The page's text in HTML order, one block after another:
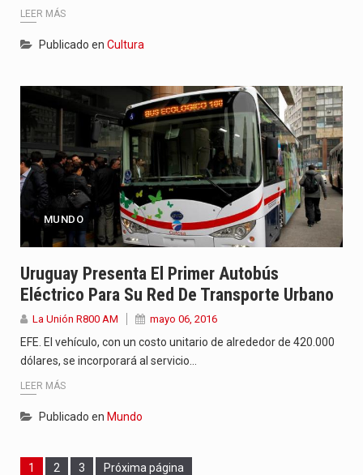
LEER MÁS
Publicado en Cultura
MUNDO
Uruguay Presenta El Primer Autobús
Eléctrico Para Su Red De Transporte Urbano
La Unión R800 AM mayo 06, 2016
EFE. El vehículo, con un costo unitario de alrededor de 420.000
dólares, se incorporará al servicio…
LEER MÁS
Publicado en Mundo
Page
1 Page
2 Page
3 Próxima página